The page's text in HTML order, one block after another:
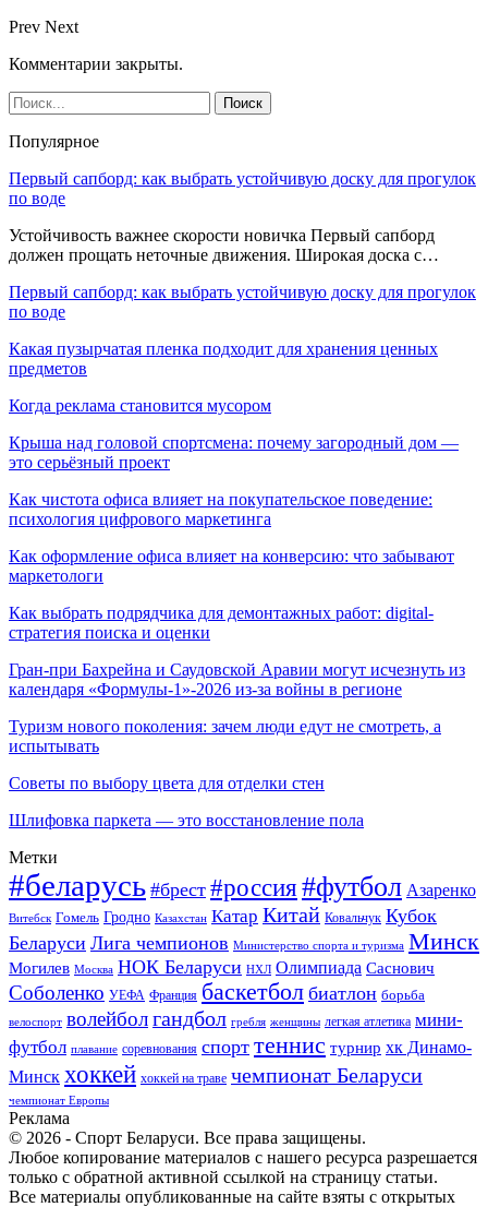
Prev Next
Комментарии закрыты.
Популярное
Первый сапборд: как выбрать устойчивую доску для прогулок
по воде
Устойчивость важнее скорости новичка Первый сапборд
должен прощать неточные движения. Широкая доска с…
Первый сапборд: как выбрать устойчивую доску для прогулок
по воде
Какая пузырчатая пленка подходит для хранения ценных
предметов
Когда реклама становится мусором
Крыша над головой спортсмена: почему загородный дом —
это серьёзный проект
Как чистота офиса влияет на покупательское поведение:
психология цифрового маркетинга
Как оформление офиса влияет на конверсию: что забывают
маркетологи
Как выбрать подрядчика для демонтажных работ: digital-
стратегия поиска и оценки
Гран-при Бахрейна и Саудовской Аравии могут исчезнуть из
календаря «Формулы-1»-2026 из-за войны в регионе
Туризм нового поколения: зачем люди едут не смотреть, а
испытывать
Советы по выбору цвета для отделки стен
Шлифовка паркета — это восстановление пола
Метки
#беларусь #брест #россия#футбол Азаренко
Витебск Гомель Гродно Казахстан Катар Китай Ковальчук Кубок
Беларуси Лига чемпионов Министерство спорта и туризма Минск
Могилев Москва НОК Беларуси НХЛ Олимпиада Саснович
Соболенко УЕФА Франция баскетбол биатлон борьба
велоспорт волейболгандбол гребля женщины легкая атлетика мини-
футбол плавание соревнования спорт теннис турнир хк Динамо-
Минск хоккей хоккей на траве чемпионат Беларуси
чемпионат Европы
Реклама
© 2026 - Спорт Беларуси. Все права защищены.
Любое копирование материалов с нашего ресурса разрешается
только с обратной активной ссылкой на страницу статьи.
Все материалы опубликованные на сайте взяты с открытых